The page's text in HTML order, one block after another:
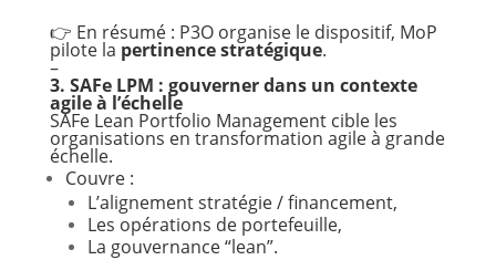
👉 En résumé : P3O organise le dispositif, MoP
pilote la pertinence stratégique.
–
3. SAFe LPM : gouverner dans un contexte
agile à l’échelle
SAFe Lean Portfolio Management cible les
organisations en transformation agile à grande
échelle.
Couvre :
L’alignement stratégie / financement,
Les opérations de portefeuille,
La gouvernance “lean”.